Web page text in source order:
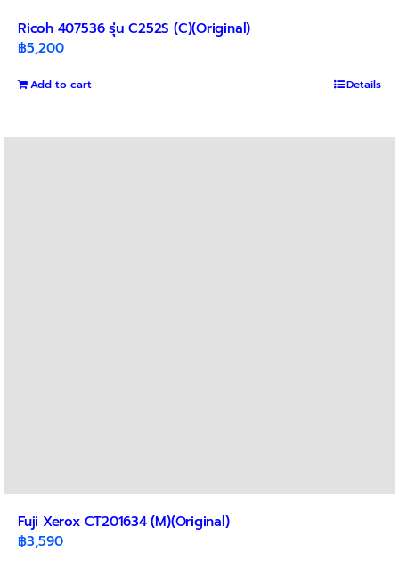
Ricoh 407536 รุ่น C252S (C)(Original)
฿5,200
Add to cart Details
Fuji Xerox CT201634 (M)(Original)
฿3,590